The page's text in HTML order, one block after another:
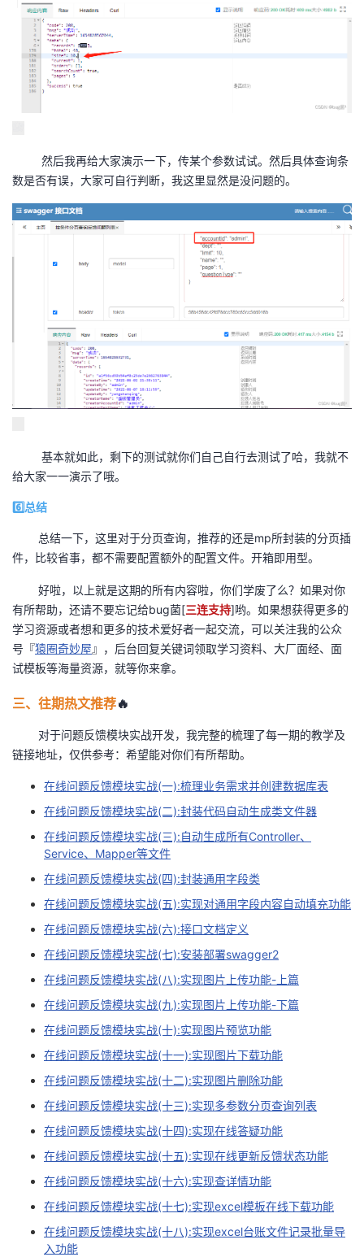
然后我再给大家演示一下，传某个参数试试。然后具体查询条
数是否有误，大家可自行判断，我这里显然是没问题的。
基本就如此，剩下的测试就你们自己自行去测试了哈，我就不
给大家一一演示了哦。
6️⃣总结
总结一下，这里对于分页查询，推荐的还是mp所封装的分页插
件，比较省事，都不需要配置额外的配置文件。开箱即用型。
好啦，以上就是这期的所有内容啦，你们学废了么？如果对你
有所帮助，还请不要忘记给bug菌[三连支持]哟。如果想获得更多的
学习资源或者想和更多的技术爱好者一起交流，可以关注我的公众
号『猿圈奇妙屋』，后台回复关键词领取学习资料、大厂面经、面
试模板等海量资源，就等你来拿。
三、往期热文推荐🔥
对于问题反馈模块实战开发，我完整的梳理了每一期的教学及
链接地址，仅供参考：希望能对你们有所帮助。
在线问题反馈模块实战(一):梳理业务需求并创建数据库表
在线问题反馈模块实战(二):封装代码自动生成类文件器
在线问题反馈模块实战(三):自动生成所有Controller、
Service、Mapper等文件
在线问题反馈模块实战(四):封装通用字段类
在线问题反馈模块实战(五):实现对通用字段内容自动填充功能
在线问题反馈模块实战(六):接口文档定义
在线问题反馈模块实战(七):安装部署swagger2
​在线问题反馈模块实战(八)​:实现图片上传功能-上篇
​在线问题反馈模块实战(九)​:实现图片上传功能-下篇
​在线问题反馈模块实战(十)​:实现图片预览功能
​在线问题反馈模块实战(十一)​:实现图片下载功能
​在线问题反馈模块实战(十二)​:实现图片删除功能
​在线问题反馈模块实战(十三)​:实现多参数分页查询列表
在线问题反馈模块实战(十四):实现在线答疑功能
在线问题反馈模块实战(十五)​:实现在线更新反馈状态功能
在线问题反馈模块实战(十六)​:实现查详情功能
在线问题反馈模块实战(十七):实现excel模板在线下载功能
在线问题反馈模块实战(十八):实现excel台账文件记录批量导
入功能